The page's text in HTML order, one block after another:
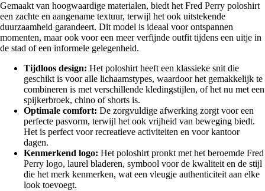
Gemaakt van hoogwaardige materialen, biedt het Fred Perry poloshirt
een zachte en aangename textuur, terwijl het ook uitstekende
duurzaamheid garandeert. Dit model is ideaal voor ontspannen
momenten, maar ook voor een meer verfijnde outfit tijdens een uitje in
de stad of een informele gelegenheid.
Tijdloos design: Het poloshirt heeft een klassieke snit die
geschikt is voor alle lichaamstypes, waardoor het gemakkelijk te
combineren is met verschillende kledingstijlen, of het nu met een
spijkerbroek, chino of shorts is.
Optimale comfort: De zorgvuldige afwerking zorgt voor een
perfecte pasvorm, terwijl het ook vrijheid van beweging biedt.
Het is perfect voor recreatieve activiteiten en voor kantoor
dagen.
Kenmerkend logo: Het poloshirt pronkt met het beroemde Fred
Perry logo, laurel bladeren, symbool voor de kwaliteit en de stijl
die het merk kenmerken, wat een vleugje authenticiteit aan elke
look toevoegt.